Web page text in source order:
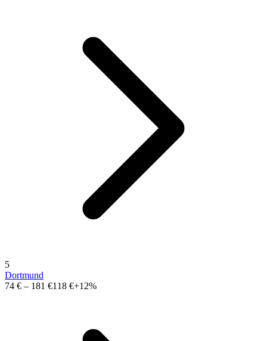
5
Dortmund
74 € – 181 €118 €+12%